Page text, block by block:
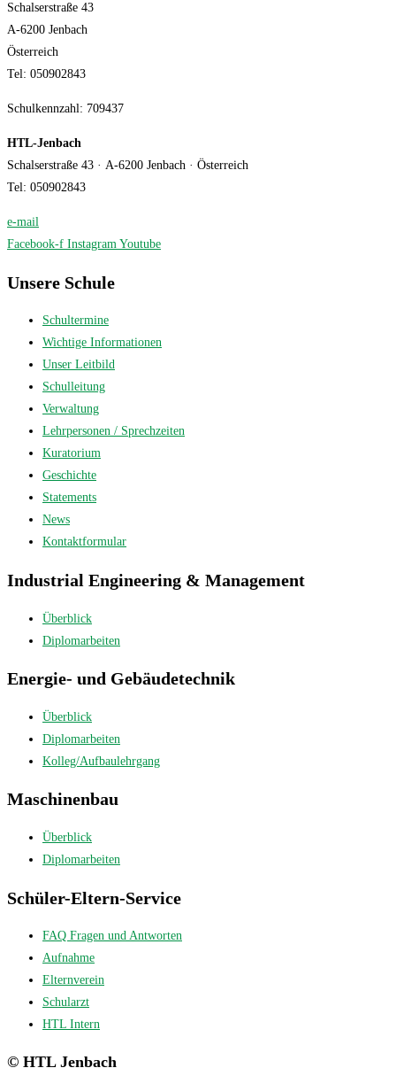
Schalserstraße 43
A-6200 Jenbach
Österreich
Tel: 050902843
Schulkennzahl: 709437
HTL-Jenbach
Schalserstraße 43 · A-6200 Jenbach · Österreich
Tel: 050902843
e-mail
Facebook-f Instagram Youtube
Unsere Schule
Schultermine
Wichtige Informationen
Unser Leitbild
Schulleitung
Verwaltung
Lehrpersonen / Sprechzeiten
Kuratorium
Geschichte
Statements
News
Kontaktformular
Industrial Engineering & Management
Überblick
Diplomarbeiten
Energie- und Gebäudetechnik
Überblick
Diplomarbeiten
Kolleg/Aufbaulehrgang
Maschinenbau
Überblick
Diplomarbeiten
Schüler-Eltern-Service
FAQ Fragen und Antworten
Aufnahme
Elternverein
Schularzt
HTL Intern
© HTL Jenbach